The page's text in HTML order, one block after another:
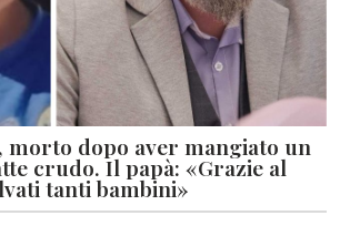
morto dopo aver mangiato un
crudo. Il papà: «Grazie al
tanti bambini»